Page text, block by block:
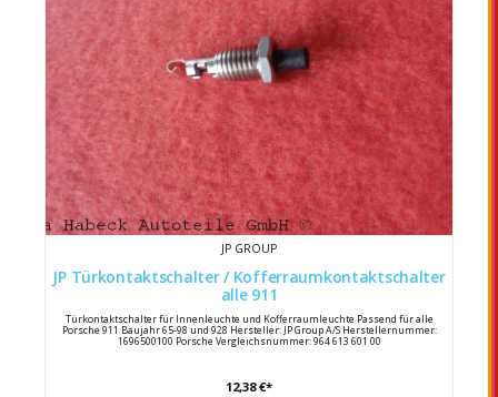
JP GROUP
JP Türkontaktschalter / Kofferraumkontaktschalter
alle 911
Türkontaktschalter für Innenleuchte und Kofferraumleuchte Passend für alle
Porsche 911 Baujahr 65-98 und 928 Hersteller: JP Group A/S Herstellernummer:
1696500100 Porsche Vergleichsnummer: 964 613 601 00
12,38 €*